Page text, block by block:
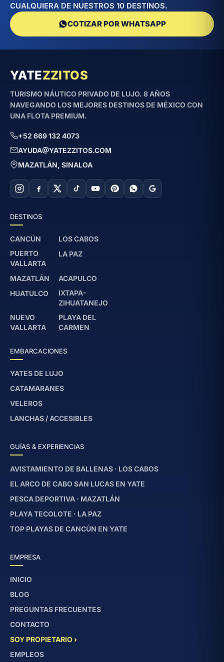
CUALQUIERA DE NUESTROS 10 DESTINOS.
COTIZAR POR WHATSAPP
YATEZZITOS
TURISMO NÁUTICO PRIVADO DE LUJO. 8 AÑOS
NAVEGANDO LOS MEJORES DESTINOS DE MÉXICO CON
UNA FLOTA PREMIUM.
+52 669 132 4073
AYUDA@YATEZZITOS.COM
MAZATLÁN, SINALOA
DESTINOS
CANCÚN
LOS CABOS
PUERTO
VALLARTA
LA PAZ
MAZATLÁN
ACAPULCO
HUATULCO
IXTAPA-
ZIHUATANEJO
NUEVO
VALLARTA
PLAYA DEL
CARMEN
EMBARCACIONES
YATES DE LUJO
CATAMARANES
VELEROS
LANCHAS / ACCESIBLES
GUÍAS & EXPERIENCIAS
AVISTAMIENTO DE BALLENAS · LOS CABOS
EL ARCO DE CABO SAN LUCAS EN YATE
PESCA DEPORTIVA · MAZATLÁN
PLAYA TECOLOTE · LA PAZ
TOP PLAYAS DE CANCÚN EN YATE
EMPRESA
INICIO
BLOG
PREGUNTAS FRECUENTES
CONTACTO
SOY PROPIETARIO ›
EMPLEOS